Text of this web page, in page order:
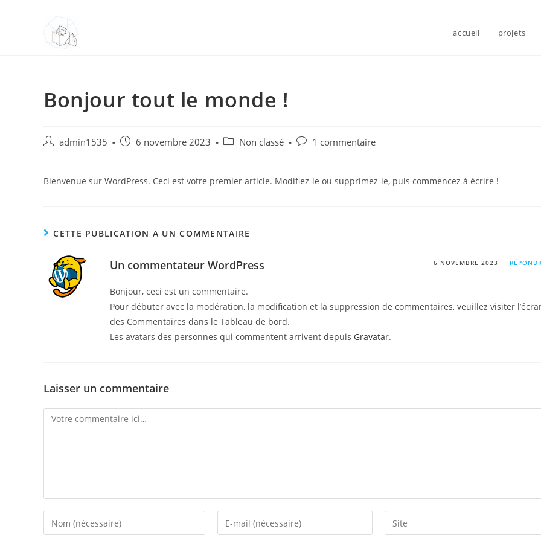
accueil projets
Bonjour tout le monde !
admin1535 6 novembre 2023 Non classé 1 commentaire
Bienvenue sur WordPress. Ceci est votre premier article. Modifiez-le ou supprimez-le, puis commencez à écrire !
CETTE PUBLICATION A UN COMMENTAIRE
Un commentateur WordPress 6 NOVEMBRE 2023
Bonjour, ceci est un commentaire.
Pour débuter avec la modération, la modification et la suppression de commentaires, veuillez visiter
des Commentaires dans le Tableau de bord.
Les avatars des personnes qui commentent arrivent depuis Gravatar.
Laisser un commentaire